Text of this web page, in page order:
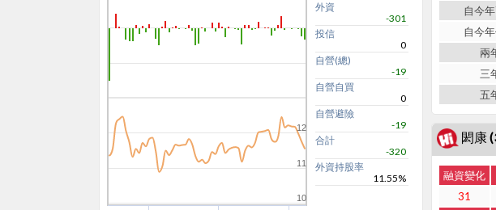
自今
自今
兩
三
五
10
11
12
外資
-301
投信
0
自營(總)
-19
自營自買
0
自營避險
-19
合計
-320
外資持股率
11.55%
閎康
融資變化
31